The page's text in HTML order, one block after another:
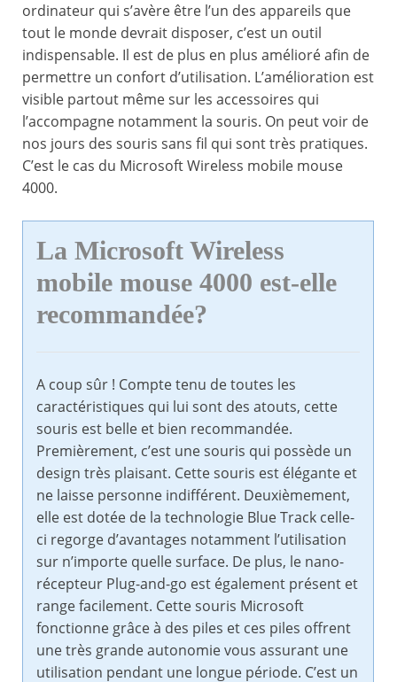
ordinateur qui s’avère être l’un des appareils que
tout le monde devrait disposer, c’est un outil
indispensable. Il est de plus en plus amélioré afin de
permettre un confort d’utilisation. L’amélioration est
visible partout même sur les accessoires qui
l’accompagne notamment la souris. On peut voir de
nos jours des souris sans fil qui sont très pratiques.
C’est le cas du Microsoft Wireless mobile mouse
4000.
La Microsoft Wireless
mobile mouse 4000 est-elle
recommandée?
A coup sûr ! Compte tenu de toutes les
caractéristiques qui lui sont des atouts, cette
souris est belle et bien recommandée.
Premièrement, c’est une souris qui possède un
design très plaisant. Cette souris est élégante et
ne laisse personne indifférent. Deuxièmement,
elle est dotée de la technologie Blue Track celle-
ci regorge d’avantages notamment l’utilisation
sur n’importe quelle surface. De plus, le nano-
récepteur Plug-and-go est également présent et
range facilement. Cette souris Microsoft
fonctionne grâce à des piles et ces piles offrent
une très grande autonomie vous assurant une
utilisation pendant une longue période. C’est un